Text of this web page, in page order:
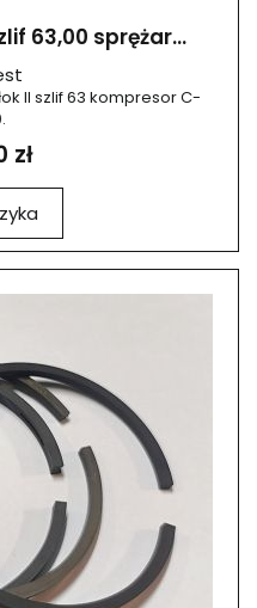
63,00 sprężar...
II szlif 63 kompresor C-
zł